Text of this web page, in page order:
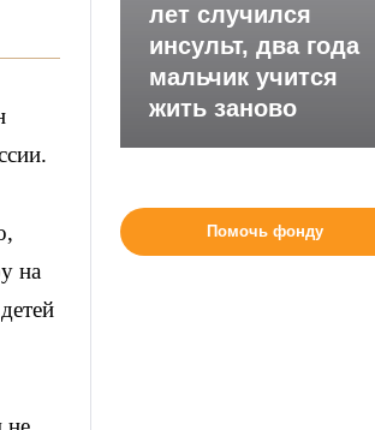
на
лет случился
инсульт, два года
мальчик учится
жить заново
Помочь фонду